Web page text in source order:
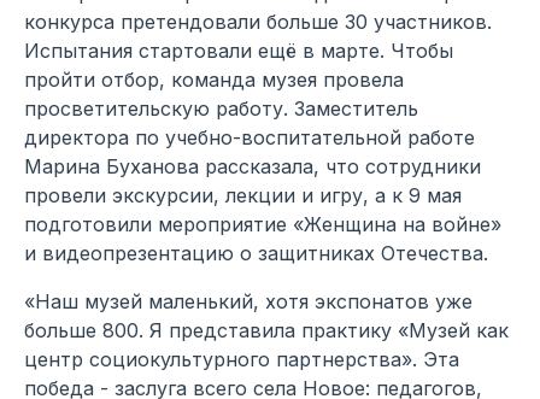
конкурса претендовали больше 30 участников.
Испытания стартовали ещё в марте. Чтобы
пройти отбор, команда музея провела
просветительскую работу. Заместитель
директора по учебно-воспитательной работе
Марина Буханова рассказала, что сотрудники
провели экскурсии, лекции и игру, а к 9 мая
подготовили мероприятие «Женщина на войне»
и видеопрезентацию о защитниках Отечества.
«Наш музей маленький, хотя экспонатов уже
больше 800. Я представила практику «Музей как
центр социокультурного партнерства». Эта
победа - заслуга всего села Новое: педагогов,